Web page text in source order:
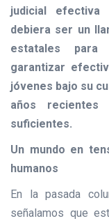
judicial efectiva
debiera ser un
estatales para
garantizar
jóvenes bajo su
años
suficientes.
Un mundo en
humanos
En la pasada
señalamos que